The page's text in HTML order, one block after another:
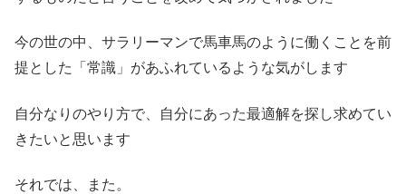
今の世の中、サラリーマンで馬車馬のように働くことを前
提とした「常識」があふれているような気がします
自分なりのやり方で、自分にあった最適解を探し求めてい
きたいと思います
それでは、また。